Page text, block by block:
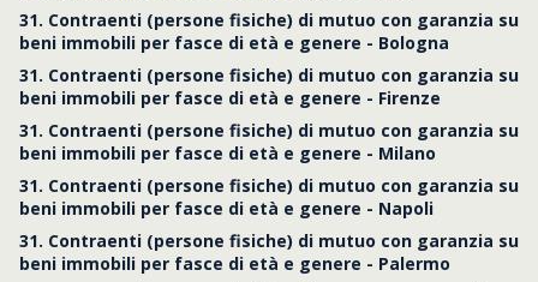
31. Contraenti (persone fisiche) di mutuo con garanzia su
beni immobili per fasce di età e genere - Bologna
31. Contraenti (persone fisiche) di mutuo con garanzia su
beni immobili per fasce di età e genere - Firenze
31. Contraenti (persone fisiche) di mutuo con garanzia su
beni immobili per fasce di età e genere - Milano
31. Contraenti (persone fisiche) di mutuo con garanzia su
beni immobili per fasce di età e genere - Napoli
31. Contraenti (persone fisiche) di mutuo con garanzia su
beni immobili per fasce di età e genere - Palermo